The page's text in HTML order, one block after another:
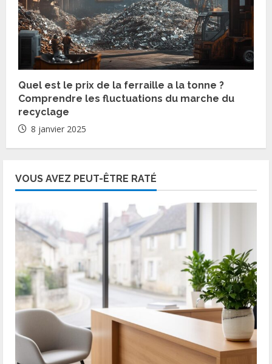
Quel est le prix de la ferraille a la tonne ?
Comprendre les fluctuations du marche du
recyclage
8 janvier 2025
VOUS AVEZ PEUT-ÊTRE RATÉ